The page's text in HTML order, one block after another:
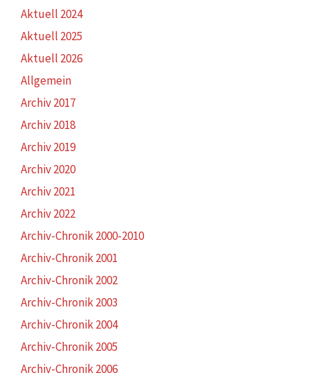
Aktuell 2024
Aktuell 2025
Aktuell 2026
Allgemein
Archiv 2017
Archiv 2018
Archiv 2019
Archiv 2020
Archiv 2021
Archiv 2022
Archiv-Chronik 2000-2010
Archiv-Chronik 2001
Archiv-Chronik 2002
Archiv-Chronik 2003
Archiv-Chronik 2004
Archiv-Chronik 2005
Archiv-Chronik 2006